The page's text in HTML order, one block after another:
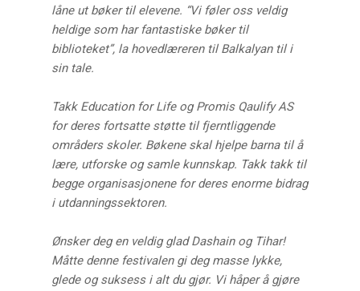
låne ut bøker til elevene. “Vi føler oss veldig
heldige som har fantastiske bøker til
biblioteket”, la hovedlæreren til Balkalyan til i
sin tale.
Takk Education for Life og Promis Qaulify AS
for deres fortsatte støtte til fjerntliggende
områders skoler. Bøkene skal hjelpe barna til å
lære, utforske og samle kunnskap. Takk takk til
begge organisasjonene for deres enorme bidrag
i utdanningssektoren.
Ønsker deg en veldig glad Dashain og Tihar!
Måtte denne festivalen gi deg masse lykke,
glede og suksess i alt du gjør. Vi håper å gjøre